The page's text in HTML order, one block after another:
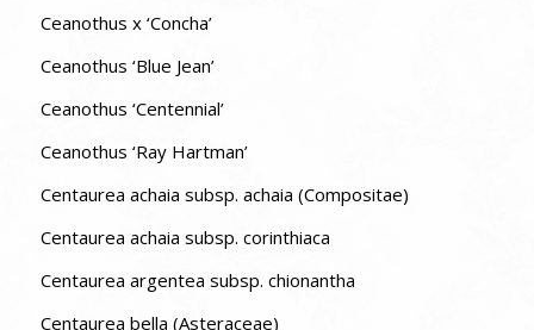
Ceanothus x ‘Concha’
Ceanothus ‘Blue Jean’
Ceanothus ‘Centennial’
Ceanothus ‘Ray Hartman’
Centaurea achaia subsp. achaia (Compositae)
Centaurea achaia subsp. corinthiaca
Centaurea argentea subsp. chionantha
Centaurea bella (Asteraceae)